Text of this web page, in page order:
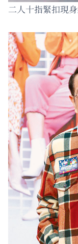
二人十指緊扣現